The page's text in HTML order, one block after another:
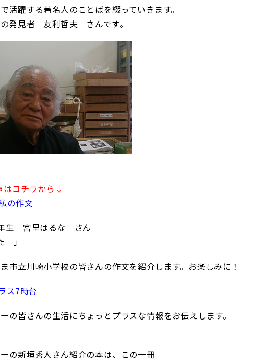
活躍する著名人のことばを綴っていきます。
発見者 友利哲夫 さんです。
はコチラから↓
の作文
生 宮里はるな さん
」
立川崎小学校の皆さんの作文を紹介します。お楽しみに！
ス7時台
の皆さんの生活にちょっとプラスな情報をお伝えします。
の新垣秀人さん紹介の本は、この一冊